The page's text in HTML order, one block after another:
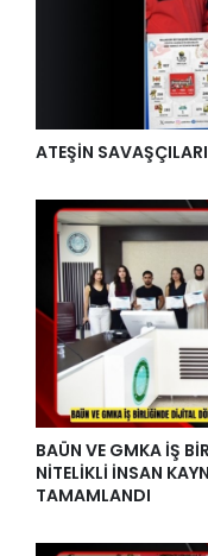
ATEŞİN SAVAŞÇILARI
BAÜN VE GMKA İŞ
NİTELİKLİ İNSAN
TAMAMLANDI